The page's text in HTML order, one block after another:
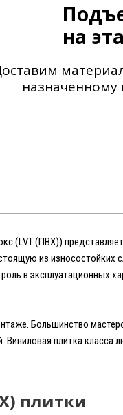
на
назначенному
(LVT (ПВХ))
из износостойких
в эксплуатационных
Большинство
плитка класса
плитки